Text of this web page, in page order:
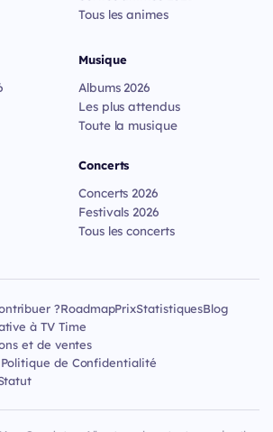
Tous les animes
Musique
Albums 2026
Les plus attendus
Toute la musique
Concerts
Concerts 2026
Festivals 2026
Tous les concerts
?RoadmapPrixStatistiquesBlog
à TV Time
et de ventes
de Confidentialité